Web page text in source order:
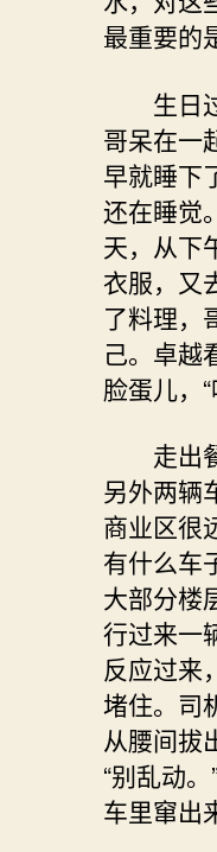
最重要的
生日过
哥呆在一
早就睡下
还在睡觉
天，从下
衣服，又
了料理，
己。卓越
脸蛋儿，
走出餐
另外两辆
商业区很
有什么车
大部分楼
行过来一
反应过来
堵住。司
从腰间拔
“别乱动
车里窜出